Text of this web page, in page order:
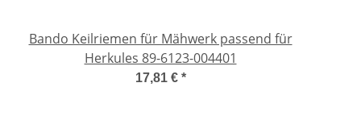
Bando Keilriemen für Mähwerk passend für
Herkules 89-6123-004401
17,81 € *